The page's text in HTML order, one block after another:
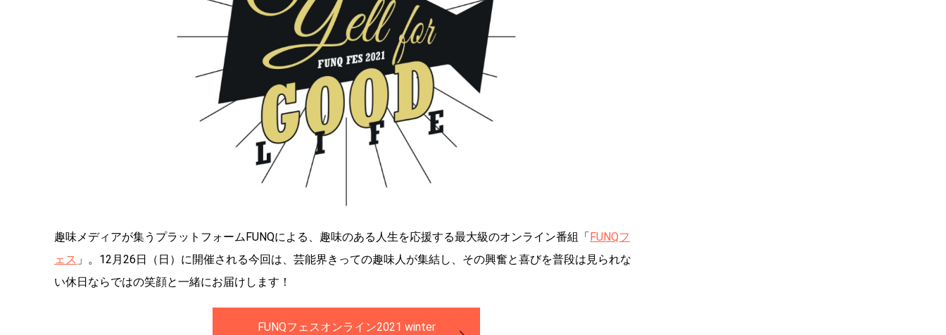
趣味メディアが集うプラットフォームFUNQによる、趣味のある人生を応援する最大級のオンライン番組「FUNQフ
ェス 」。12月26日（日）に開催される今回は、芸能界きっての趣味人が集結し、その興奮と喜びを普段は見られな
い休日ならではの笑顔と一緒にお届けします！
FUNQフェスオンライン2021 winter